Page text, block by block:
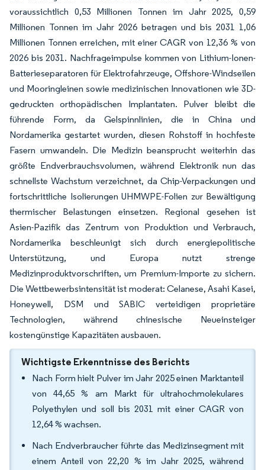
voraussichtlich 0,53 Millionen Tonnen im Jahr 2025, 0,59
Millionen Tonnen im Jahr 2026 betragen und bis 2031 1,06
Millionen Tonnen erreichen, mit einer CAGR von 12,36 % von
2026 bis 2031. Nachfrageimpulse kommen von Lithium-Ionen-
Batterieseparatoren für Elektrofahrzeuge, Offshore-Windseilen
und Mooringleinen sowie medizinischen Innovationen wie 3D-
gedruckten orthopädischen Implantaten. Pulver bleibt die
führende Form, da Gelspinnlinien, die in China und
Nordamerika gestartet wurden, diesen Rohstoff in hochfeste
Fasern umwandeln. Die Medizin beansprucht weiterhin das
größte Endverbrauchsvolumen, während Elektronik nun das
schnellste Wachstum verzeichnet, da Chip-Verpackungen und
fortschrittliche Isolierungen UHMWPE-Folien zur Bewältigung
thermischer Belastungen einsetzen. Regional gesehen ist
Asien-Pazifik das Zentrum von Produktion und Verbrauch,
Nordamerika beschleunigt sich durch energiepolitische
Unterstützung, und Europa nutzt strenge
Medizinproduktvorschriften, um Premium-Importe zu sichern.
Die Wettbewerbsintensität ist moderat: Celanese, Asahi Kasei,
Honeywell, DSM und SABIC verteidigen proprietäre
Technologien, während chinesische Neueinsteiger
kostengünstige Kapazitäten ausbauen.
Wichtigste Erkenntnisse des Berichts
Nach Form hielt Pulver im Jahr 2025 einen Marktanteil
von 44,65 % am Markt für ultrahochmolekulares
Polyethylen und soll bis 2031 mit einer CAGR von
12,64 % wachsen.
Nach Endverbraucher führte das Medizinsegment mit
einem Anteil von 22,20 % im Jahr 2025, während